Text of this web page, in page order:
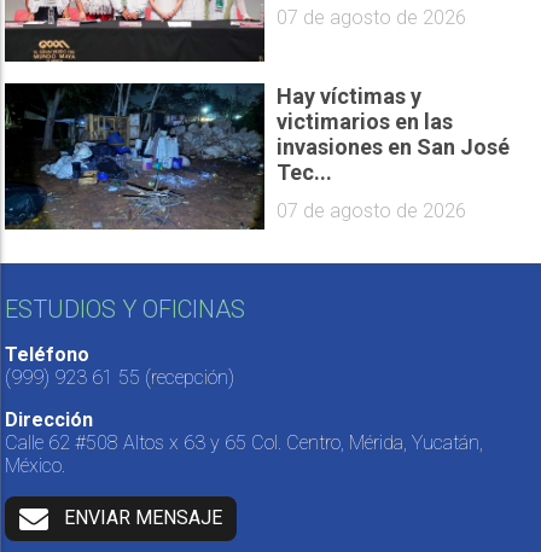
07 de agosto de 2026
Hay víctimas y
victimarios en las
invasiones en San José
Tec...
07 de agosto de 2026
ESTUDIOS Y OFICINAS
Teléfono
(999) 923 61 55 (recepción)
Dirección
Calle 62 #508 Altos x 63 y 65 Col. Centro, Mérida, Yucatán,
México.
ENVIAR MENSAJE